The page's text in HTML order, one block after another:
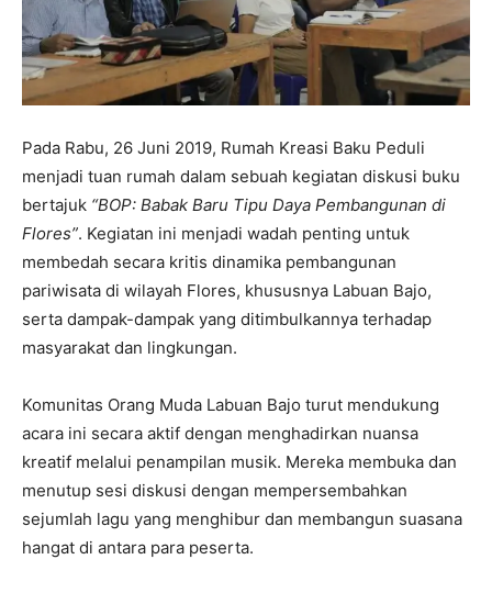
Pada Rabu, 26 Juni 2019, Rumah Kreasi Baku Peduli
menjadi tuan rumah dalam sebuah kegiatan diskusi buku
bertajuk “BOP: Babak Baru Tipu Daya Pembangunan di
Flores”. Kegiatan ini menjadi wadah penting untuk
membedah secara kritis dinamika pembangunan
pariwisata di wilayah Flores, khususnya Labuan Bajo,
serta dampak-dampak yang ditimbulkannya terhadap
masyarakat dan lingkungan.
Komunitas Orang Muda Labuan Bajo turut mendukung
acara ini secara aktif dengan menghadirkan nuansa
kreatif melalui penampilan musik. Mereka membuka dan
menutup sesi diskusi dengan mempersembahkan
sejumlah lagu yang menghibur dan membangun suasana
hangat di antara para peserta.